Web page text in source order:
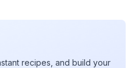
recipes, and build your